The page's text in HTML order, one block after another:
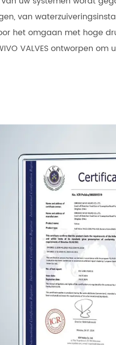
van
het omgaan met hoge
VALVES ontworpen om